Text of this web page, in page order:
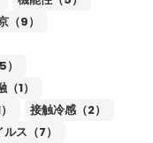
（9）
1）
接触冷感（2）
ス（7）